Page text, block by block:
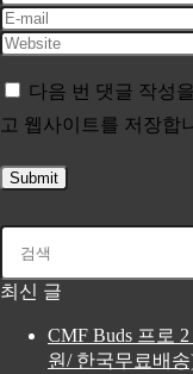
다음 번 댓글 작성
고 웹사이트를 저장합
최신 글
CMF Buds 프로
원/ 한국무료배